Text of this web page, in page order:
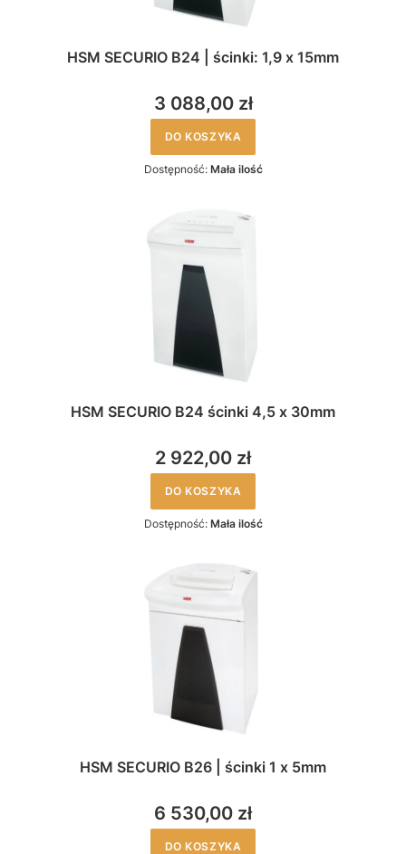
HSM SECURIO B24 | ścinki: 1,9 x 15mm
3 088,00 zł
DO KOSZYKA
Dostępność: Mała ilość
HSM SECURIO B24 ścinki 4,5 x 30mm
2 922,00 zł
DO KOSZYKA
Dostępność: Mała ilość
HSM SECURIO B26 | ścinki 1 x 5mm
6 530,00 zł
DO KOSZYKA